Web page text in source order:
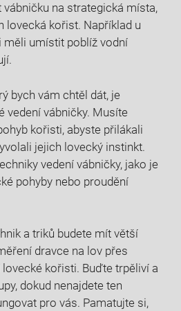
na strategická místa,
lovecká kořist. Například u
měli umístit poblíž vodní
bych vám chtěl dát, je
vedení vábničky. Musíte
kořisti, abyste přilákali
jejich lovecký instinkt.
vedení vábničky, jako je
pohyby nebo proudění
a triků budete mít větší
dravce na lov přes
kořisti. Buďte trpěliví a
dokud nenajdete ten
pro vás. Pamatujte si,